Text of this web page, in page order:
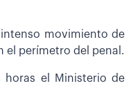
movimiento de
el perímetro del penal.
horas el Ministerio de